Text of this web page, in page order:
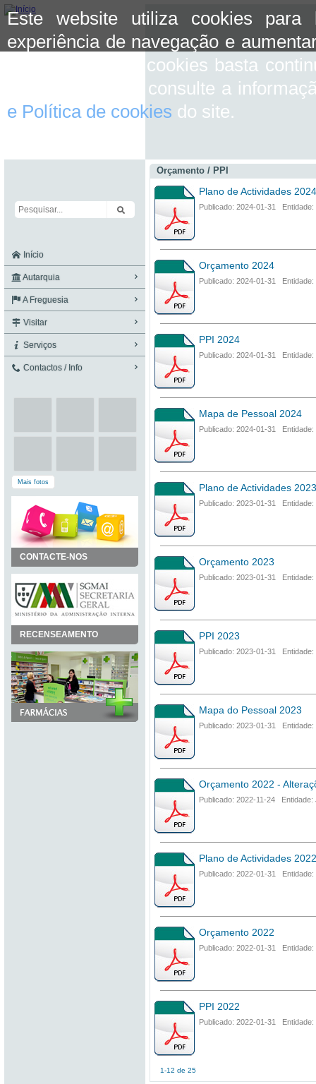
Este website utiliza cookies para
experiência de navegação e
aceitar o uso de cookies basta
mais informação consulte a
e Política de cookies do site.
Início
Autarquia
A Freguesia
Visitar
Serviços
Contactos / Info
Mais fotos
CONTACTE-NOS
RECENSEAMENTO
Orçamento / PPI
Plano de Actividades 2024
Publicado: 2024-01-31
Orçamento 2024
Publicado: 2024-01-31
PPI 2024
Publicado: 2024-01-31
Mapa de Pessoal 2024
Publicado: 2024-01-31
Plano de Actividades 2023
Publicado: 2023-01-31
Orçamento 2023
Publicado: 2023-01-31
PPI 2023
Publicado: 2023-01-31
Mapa do Pessoal 2023
Publicado: 2023-01-31
Orçamento 2022 -
Publicado: 2022-11-24 Entidade:
Plano de Actividades 2022
Publicado: 2022-01-31
Orçamento 2022
Publicado: 2022-01-31
PPI 2022
Publicado: 2022-01-31
1-12 de 25